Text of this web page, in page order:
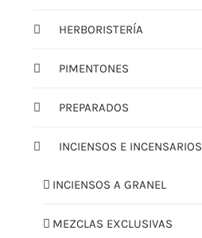
HERBORISTERÍA
PIMENTONES
PREPARADOS
INCIENSOS E INCENSARIOS
INCIENSOS A GRANEL
MEZCLAS EXCLUSIVAS